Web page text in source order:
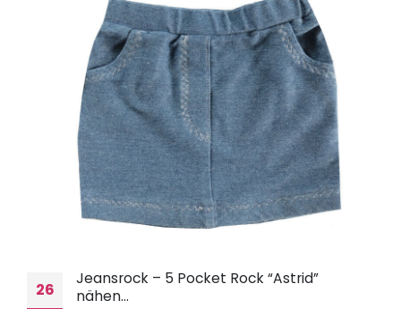
26
Jeansrock – 5 Pocket Rock “Astrid”
nähen…